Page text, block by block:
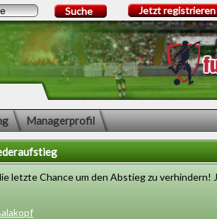
Suche Jetzt registrieren
Managerprofil
letzte Chance um den Abstieg zu